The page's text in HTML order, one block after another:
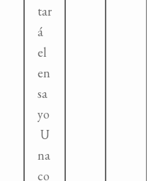
tar
á
el
en
sa
yo
U
na
co